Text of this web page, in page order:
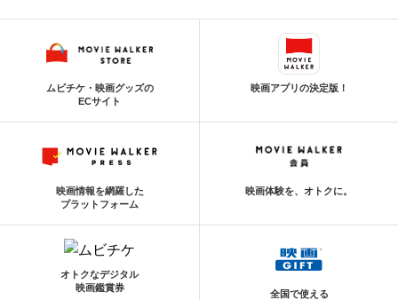
ムビチケ・映画グッズの
ECサイト
映画アプリの決定版！
映画情報を網羅した
プラットフォーム
映画体験を、オトクに。
オトクなデジタル
映画鑑賞券
全国で使える